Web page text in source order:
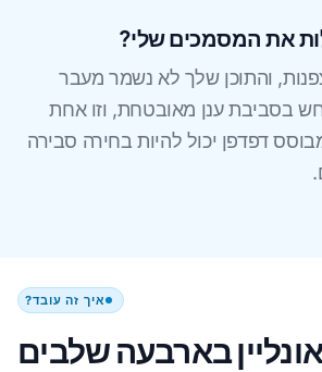
את המסמכים שלי?
והתוכן שלך לא נשמר מעבר
בסביבת ענן מאובטחת, וזו אחת
דפדפן יכול להיות בחירה סבירה
איך זה עובד?
בארבעה שלבים